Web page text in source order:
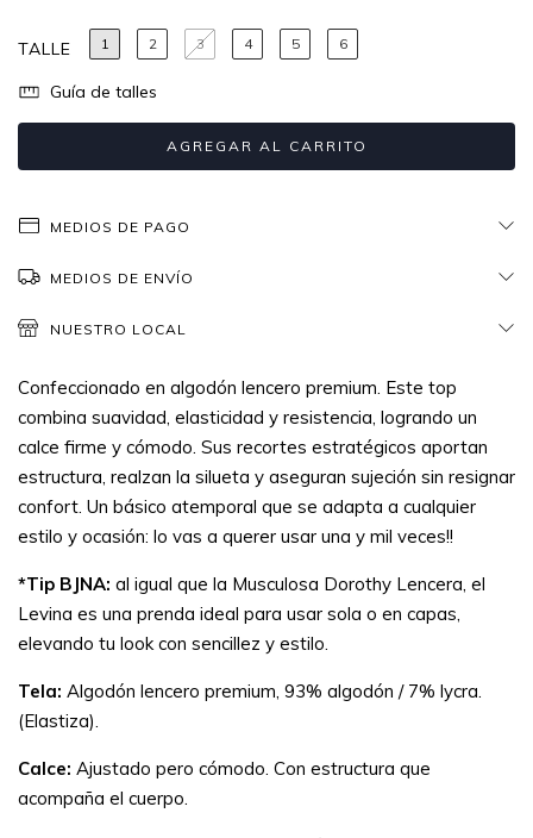
TALLE 1 2 3 4 5 6
Guía de talles
MEDIOS DE PAGO
MEDIOS DE ENVÍO
NUESTRO LOCAL
Confeccionado en algodón lencero premium. Este top
combina suavidad, elasticidad y resistencia, logrando un
calce firme y cómodo. Sus recortes estratégicos aportan
estructura, realzan la silueta y aseguran sujeción sin resignar
confort. Un básico atemporal que se adapta a cualquier
estilo y ocasión: lo vas a querer usar una y mil veces!!
*Tip BJNA: al igual que la Musculosa Dorothy Lencera, el
Levina es una prenda ideal para usar sola o en capas,
elevando tu look con sencillez y estilo.
Tela: Algodón lencero premium, 93% algodón / 7% lycra.
(Elastiza).
Calce: Ajustado pero cómodo. Con estructura que
acompaña el cuerpo.